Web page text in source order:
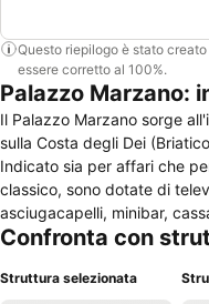
Questo riepilogo è stato
essere corretto al 100%.
Palazzo Marzano:
Il Palazzo Marzano sorge
sulla Costa degli Dei
Indicato sia per affari che
classico, sono dotate di
asciugacapelli, minibar,
Sono disponibili stanze per
italiana e regionale. La
Confronta con
Struttura selezionata